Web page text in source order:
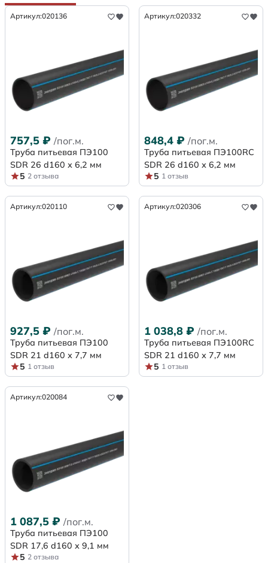
Артикул:020136
757,5 ₽ /пог.м.
Труба питьевая ПЭ100
SDR 26 d160 х 6,2 мм
5 2 отзыва
Артикул:020332
848,4 ₽ /пог.м.
Труба питьевая ПЭ100RC
SDR 26 d160 х 6,2 мм
5 1 отзыв
Артикул:020110
927,5 ₽ /пог.м.
Труба питьевая ПЭ100
SDR 21 d160 х 7,7 мм
5 1 отзыв
Артикул:020306
1 038,8 ₽ /пог.м.
Труба питьевая ПЭ100RC
SDR 21 d160 х 7,7 мм
5 1 отзыв
Артикул:020084
1 087,5 ₽ /пог.м.
Труба питьевая ПЭ100
SDR 17,6 d160 х 9,1 мм
5 2 отзыва